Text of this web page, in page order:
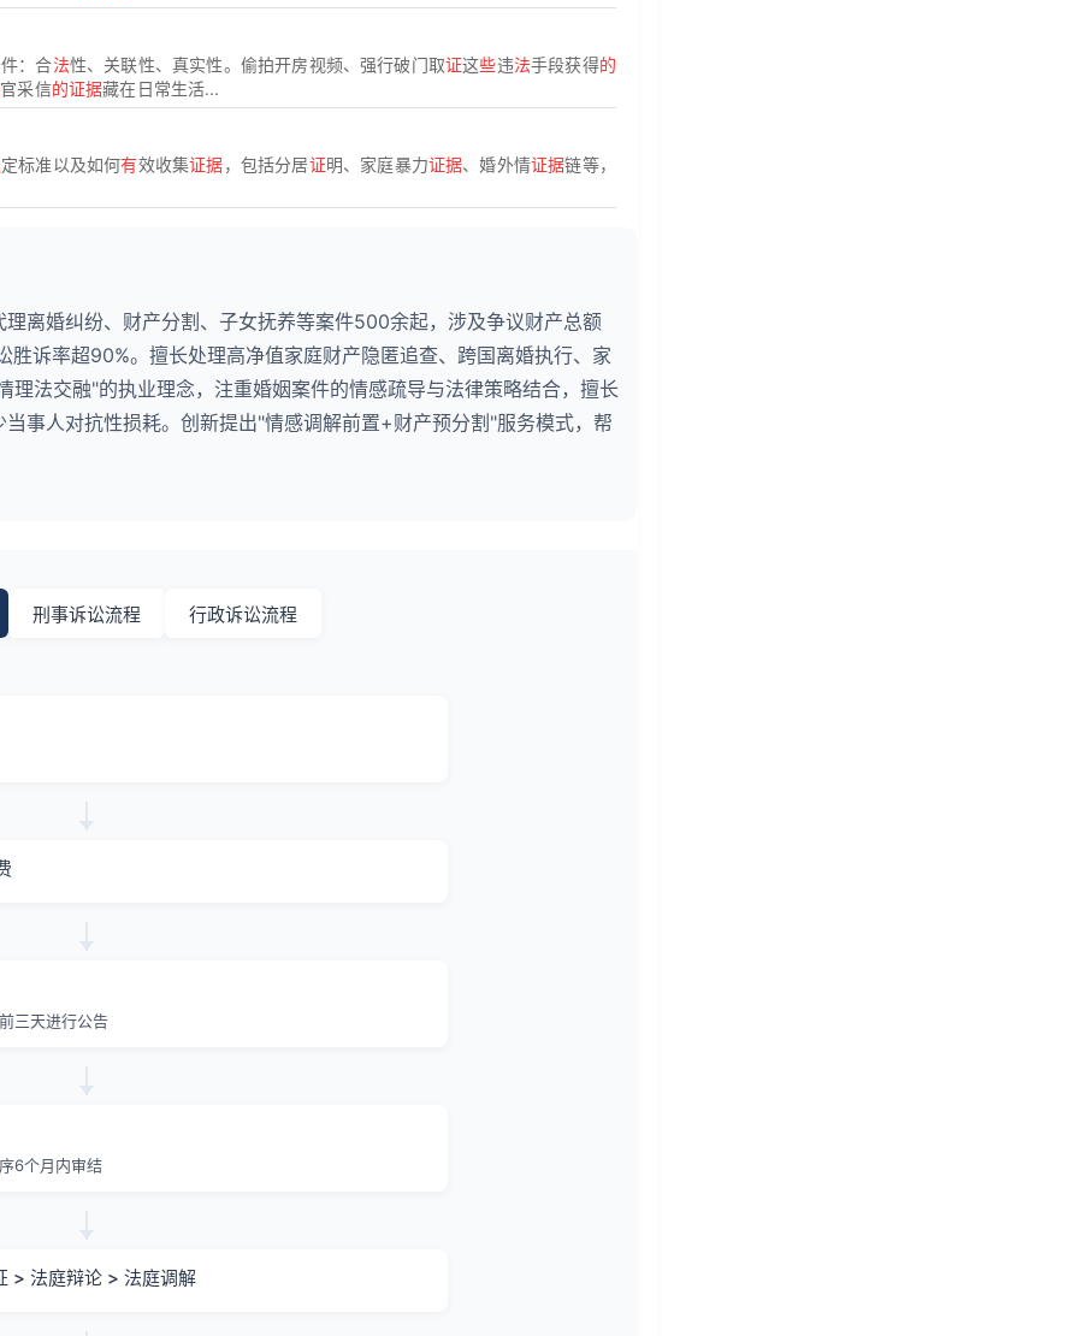
：合法性、关联性、真实性。偷拍开房视频、强行破门取证这些违法手段获得的
官采信的证据藏在日常生活...
定标准以及如何有效收集证据，包括分居证明、家庭暴力证据、婚外情证据链等，
离婚纠纷、财产分割、子女抚养等案件500余起，涉及争议财产总额
诉率超90%。擅长处理高净值家庭财产隐匿追查、跨国离婚执行、家
理法交融"的执业理念，注重婚姻案件的情感疏导与法律策略结合，擅长
事人对抗性损耗。创新提出"情感调解前置+财产预分割"服务模式，帮
刑事诉讼流程 行政诉讼流程
三天进行公告
6个月内审结
> 法庭辩论 > 法庭调解